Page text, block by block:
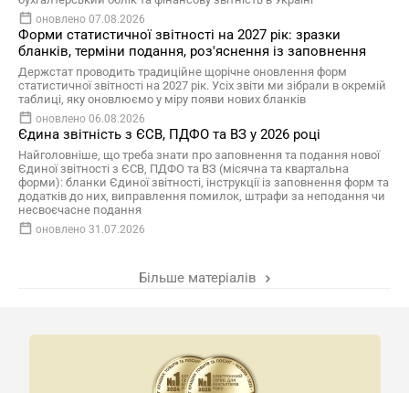
оновлено 07.08.2026
Форми статистичної звітності на 2027 рік: зразки
бланків, терміни подання, роз'яснення із заповнення
Держстат проводить традиційне щорічне оновлення форм
статистичної звітності на 2027 рік. Усіх звіти ми зібрали в окремій
таблиці, яку оновлюємо у міру появи нових бланків
оновлено 06.08.2026
Єдина звітність з ЄСВ, ПДФО та ВЗ у 2026 році
Найголовніше, що треба знати про заповнення та подання нової
Єдиної звітності з ЄСВ, ПДФО та ВЗ (місячна та квартальна
форми): бланки Єдиної звітності, інструкції із заповнення форм та
додатків до них, виправлення помилок, штрафи за неподання чи
несвоєчасне подання
оновлено 31.07.2026
Більше матеріалів